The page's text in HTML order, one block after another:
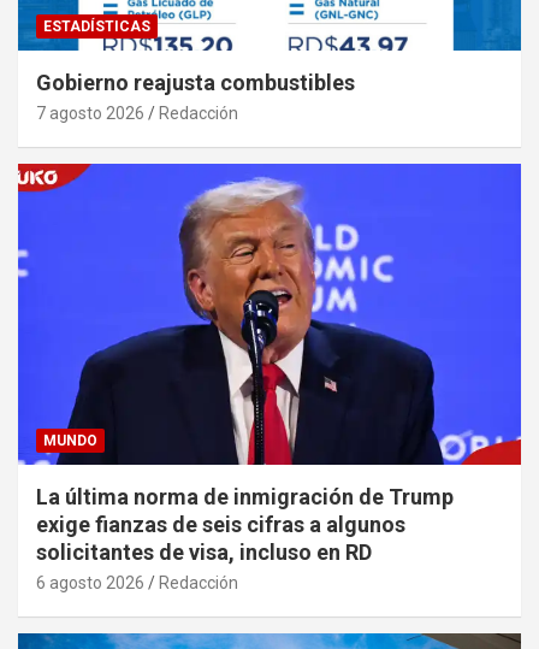
ESTADÍSTICAS
Gobierno reajusta combustibles
7 agosto 2026 Redacción
MUNDO
La última norma de inmigración de Trump
exige fianzas de seis cifras a algunos
solicitantes de visa, incluso en RD
6 agosto 2026 Redacción